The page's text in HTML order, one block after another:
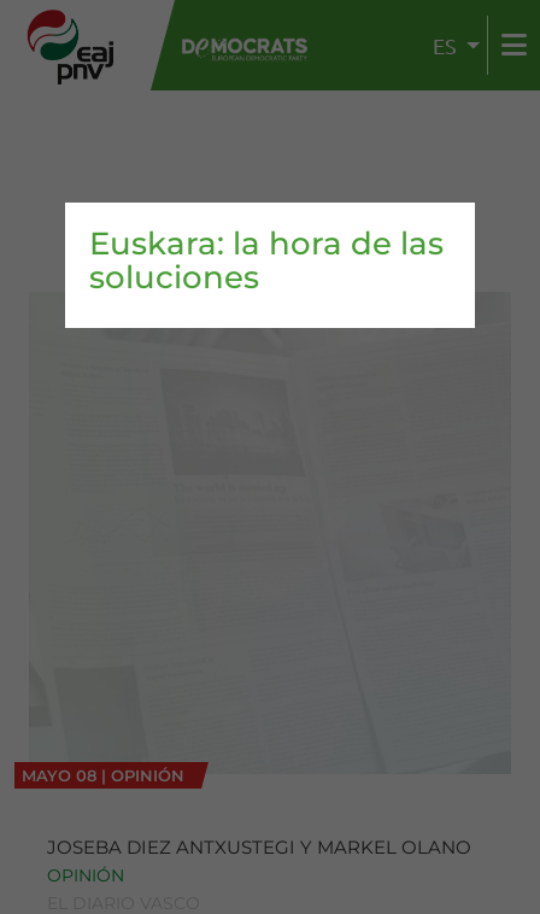
ES
Euskara: la hora de las
soluciones
MAYO 08 | OPINIÓN
JOSEBA DIEZ ANTXUSTEGI Y MARKEL OLANO
OPINIÓN